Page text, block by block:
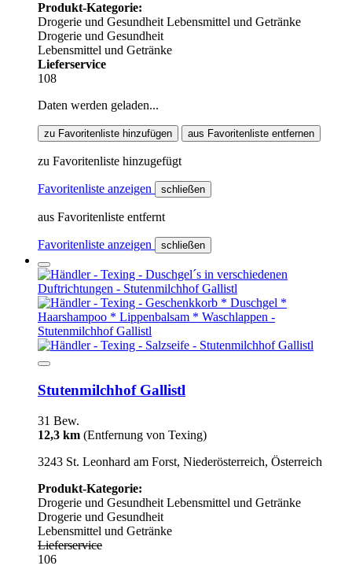
Produkt-Kategorie:
Drogerie und Gesundheit Lebensmittel und Getränke
Drogerie und Gesundheit
Lebensmittel und Getränke
Lieferservice
108
Daten werden geladen...
zu Favoritenliste hinzufügen aus Favoritenliste entfernen
zu Favoritenliste hinzugefügt
Favoritenliste anzeigen schließen
aus Favoritenliste entfernt
Favoritenliste anzeigen schließen
Stutenmilchhof Gallistl
31 Bew.
12,3 km (Entfernung von Texing)
3243 St. Leonhard am Forst, Niederösterreich, Österreich
Produkt-Kategorie:
Drogerie und Gesundheit Lebensmittel und Getränke
Drogerie und Gesundheit
Lebensmittel und Getränke
Lieferservice
106